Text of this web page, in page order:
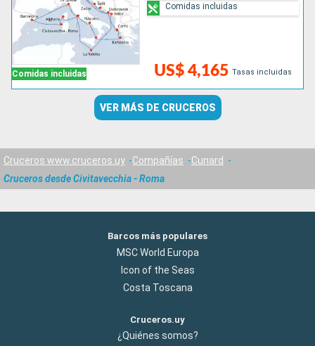
Comidas incluidas US$ 4,165 Tasas incluidas
Comidas incluidas
VER MÁS DE CRUCEROS
Cruceros www.cruceros.uy Compañías
Cunard
Cruceros desde Civitavecchia - Roma
Barcos más populares
MSC World Europa
Icon of the Seas
Costa Toscana
Cruceros.uy
¿Quiénes somos?